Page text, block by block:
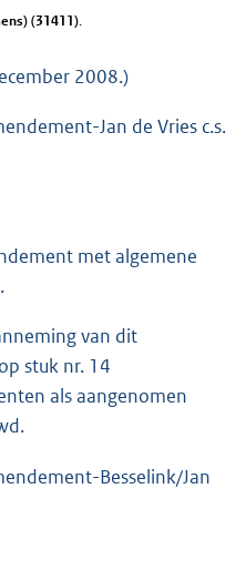
o
t
e
(31411).
2008.)
Jan de Vries c.s.
met algemene
van dit
stuk nr. 14
als aangenomen
Besselink/Jan